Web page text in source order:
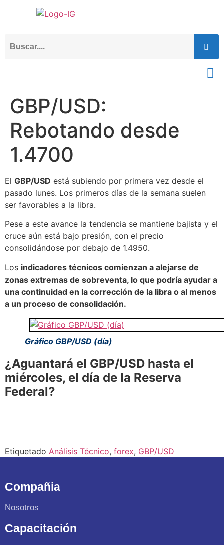
GBP/USD:
Rebotando desde
1.4700
El GBP/USD está subiendo por primera vez desde el
pasado lunes. Los primeros días de la semana suelen
ser favorables a la libra.
Pese a este avance la tendencia se mantiene bajista y el
cruce aún está bajo presión, con el precio
consolidándose por debajo de 1.4950.
Los indicadores técnicos comienzan a alejarse de
zonas extremas de sobreventa, lo que podría ayudar a
una continuidad en la corrección de la libra o al menos
a un proceso de consolidación.
Gráfico GBP/USD (día)
¿Aguantará el GBP/USD hasta el
miércoles, el día de la Reserva
Federal?
Etiquetado Análisis Técnico, forex, GBP/USD
Compañia
Nosotros
Capacitación